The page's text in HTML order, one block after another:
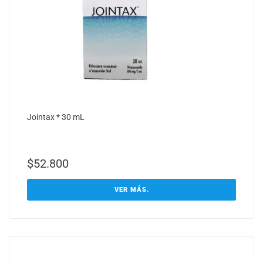
Jointax * 30 mL
$52.800
VER MÁS.